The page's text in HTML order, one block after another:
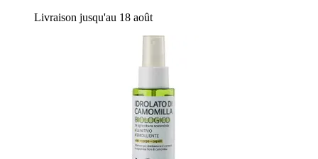
Livraison jusqu'au 18 août